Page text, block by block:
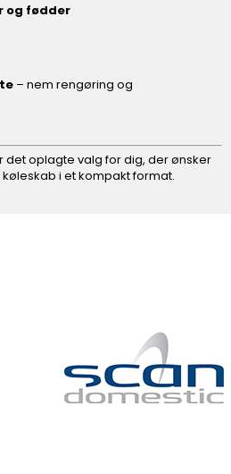
og fødder
– nem rengøring og
det oplagte valg for dig, der ønsker
i et kompakt format.